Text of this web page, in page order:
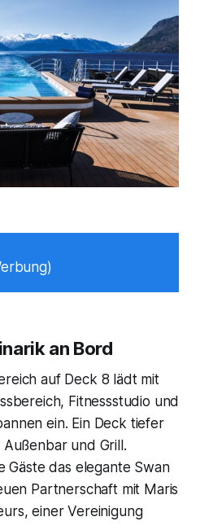
an Bord
auf Deck 8 lädt mit
Fitnessstudio und
ein. Ein Deck tiefer
und Grill.
Gäste das elegante Swan
Partnerschaft mit Maris
einer Vereinigung